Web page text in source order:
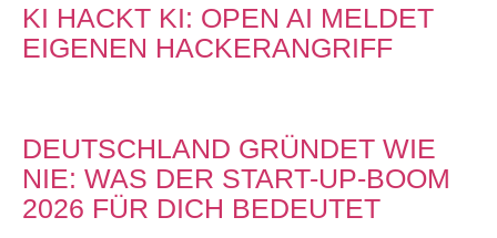
KI HACKT KI: OPEN AI MELDET
EIGENEN HACKERANGRIFF
DEUTSCHLAND GRÜNDET WIE
NIE: WAS DER START-UP-BOOM
2026 FÜR DICH BEDEUTET